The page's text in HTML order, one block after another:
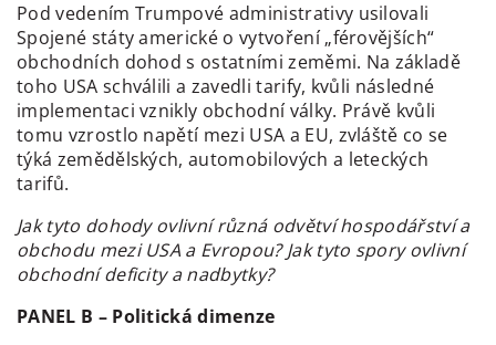
Pod vedením Trumpové administrativy usilovali
Spojené státy americké o vytvoření „férovějších“
obchodních dohod s ostatními zeměmi. Na základě
toho USA schválili a zavedli tarify, kvůli následné
implementaci vznikly obchodní války. Právě kvůli
tomu vzrostlo napětí mezi USA a EU, zvláště co se
týká zemědělských, automobilových a leteckých
tarifů.
Jak tyto dohody ovlivní různá odvětví hospodářství a
obchodu mezi USA a Evropou? Jak tyto spory ovlivní
obchodní deficity a nadbytky?
PANEL B – Politická dimenze